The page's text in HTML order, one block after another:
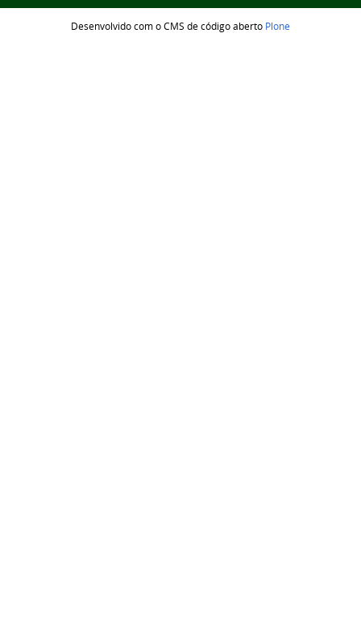
Desenvolvido com o CMS de código aberto Plone